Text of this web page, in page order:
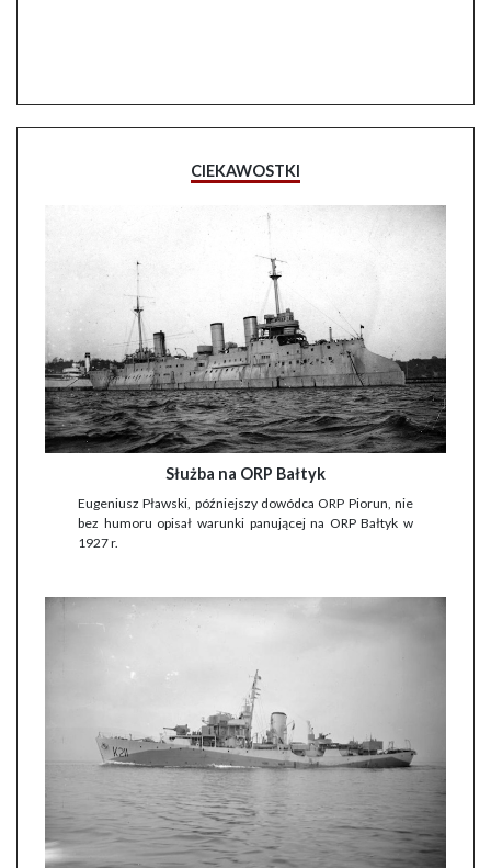
CIEKAWOSTKI
Służba na ORP Bałtyk
Eugeniusz Pławski, późniejszy dowódca ORP Piorun, nie
bez humoru opisał warunki panującej na ORP Bałtyk w
1927 r.